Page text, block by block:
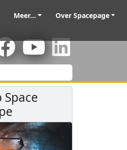
Meer... Over Spacepage
Space